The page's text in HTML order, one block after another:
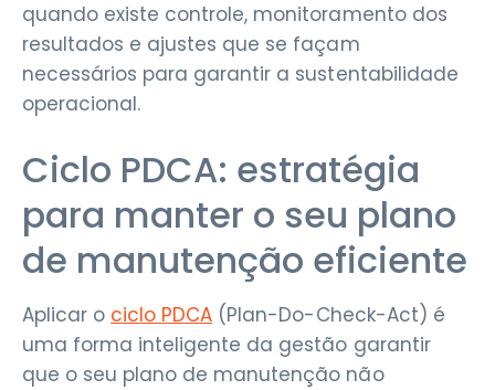
quando existe controle, monitoramento dos
resultados e ajustes que se façam
necessários para garantir a sustentabilidade
operacional.
Ciclo PDCA: estratégia
para manter o seu plano
de manutenção eficiente
Aplicar o ciclo PDCA (Plan-Do-Check-Act) é
uma forma inteligente da gestão garantir
que o seu plano de manutenção não